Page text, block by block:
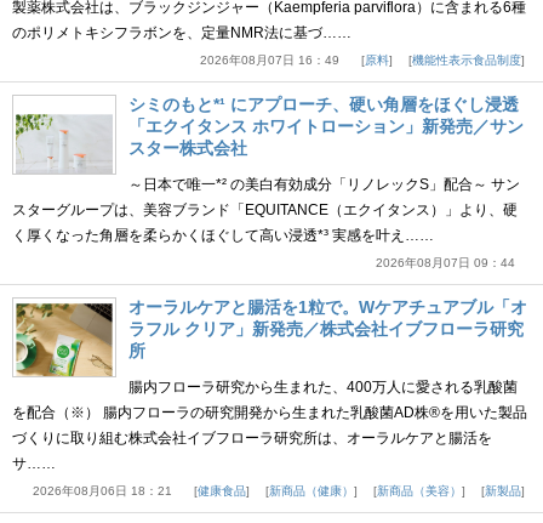
製薬株式会社は、ブラックジンジャー（Kaempferia parviflora）に含まれる6種
のポリメトキシフラボンを、定量NMR法に基づ……
2026年08月07日 16：49 原料 機能性表示食品制度
シミのもと*¹ にアプローチ、硬い角層をほぐし浸透
「エクイタンス ホワイトローション」新発売／サン
スター株式会社
～日本で唯一*² の美白有効成分「リノレックS」配合～ サン
スターグループは、美容ブランド「EQUITANCE（エクイタンス）」より、硬
く厚くなった角層を柔らかくほぐして高い浸透*³ 実感を叶え……
2026年08月07日 09：44
オーラルケアと腸活を1粒で。Wケアチュアブル「オ
ラフル クリア」新発売／株式会社イブフローラ研究
所
腸内フローラ研究から生まれた、400万人に愛される乳酸菌
を配合（※） 腸内フローラの研究開発から生まれた乳酸菌AD株®を用いた製品
づくりに取り組む株式会社イブフローラ研究所は、オーラルケアと腸活を
サ……
2026年08月06日 18：21 健康食品 新商品（健康） 新商品（美容） 新製品